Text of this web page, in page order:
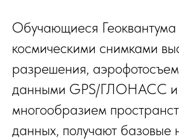
Обучающиеся
космическими снимками
разрешения,
данными GPS/ГЛОНАСС и
многообразием
данных, получают базовые